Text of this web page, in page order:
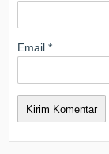
Email*